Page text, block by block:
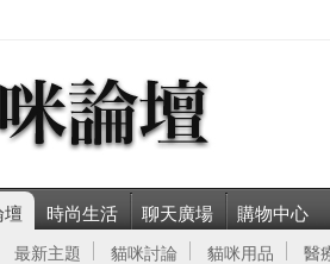
壇 時尚生活 聊天廣場 購物中心
最新主題 貓咪討論 貓咪用品 醫